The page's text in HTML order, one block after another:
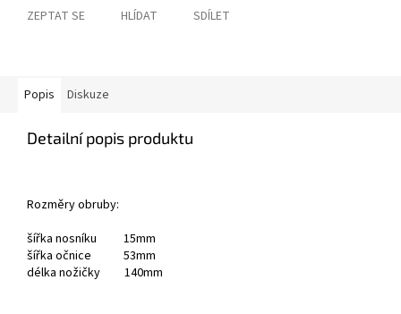
ZEPTAT SE HLÍDAT SDÍLET
Popis Diskuze
Detailní popis produktu
Rozměry obruby:
šířka nosníku 15mm
šířka očnice 53mm
délka nožičky 140mm